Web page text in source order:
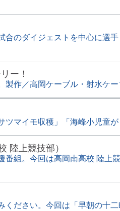
のダイジェストを中心に選
ー！
作／高岡ケーブル・射水ケ
ツマイモ収穫」「海峰小児童
陸上競技部）
番組。今回は高岡南高校 陸上
ださい。今回は「早朝の十二